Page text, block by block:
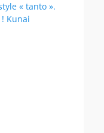
« tanto ».
Kunai